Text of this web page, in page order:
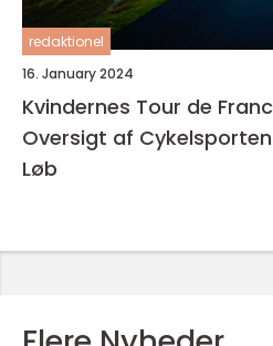
redaktionel
16. January 2024
Kvindernes Tour de
Oversigt af
Løb